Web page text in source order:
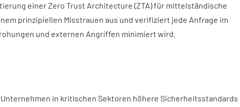
einer Zero Trust Architecture (ZTA) für mittelständische
prinzipiellen Misstrauen aus und verifiziert jede Anfrage im
und externen Angriffen minimiert wird.
Unternehmen in kritischen Sektoren höhere Sicherheitsstandards